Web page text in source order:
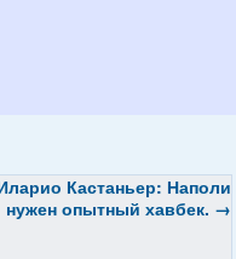
Кастаньер: Наполи
нужен опытный хавбек. →